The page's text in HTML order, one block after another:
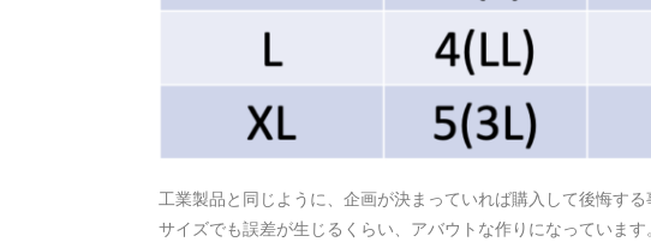
工業製品と同じように、企画が決まっていれば購入して後悔す
サイズでも誤差が生じるくらい、アバウトな作りになっています